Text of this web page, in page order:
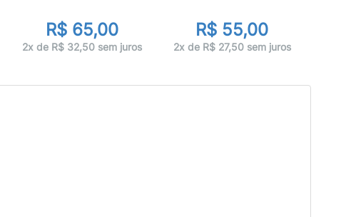
R$ 65,00
2x de R$ 32,50 sem juros
R$ 55,00
2x de R$ 27,50 sem juros